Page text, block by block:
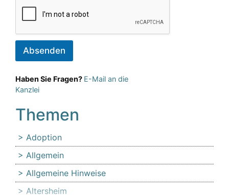
Absenden
Haben Sie Fragen? E-Mail an die
Kanzlei
Themen
Adoption
Allgemein
Allgemeine Hinweise
Altersheim